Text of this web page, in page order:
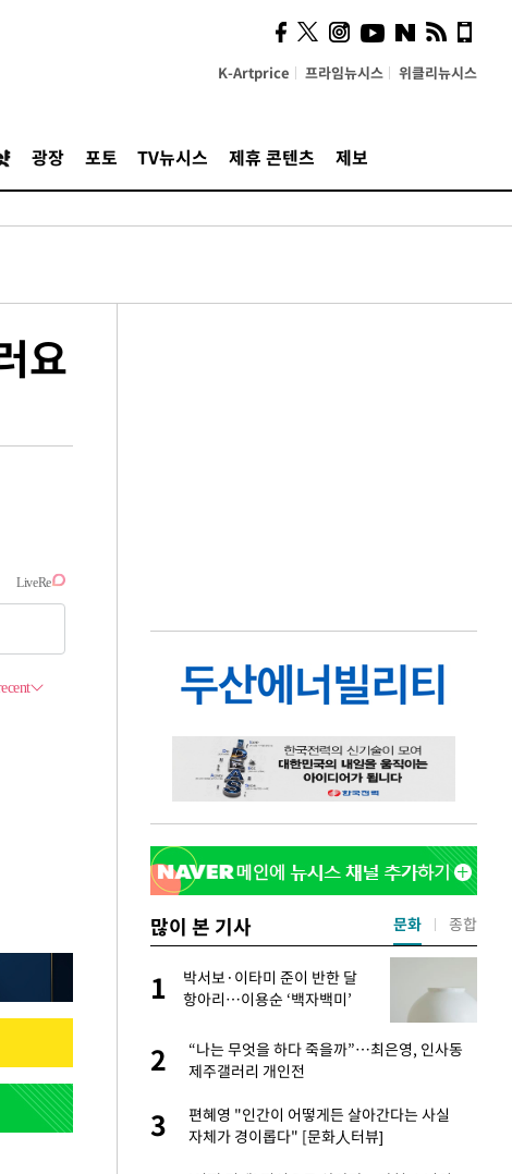
K-Artprice 프라임뉴시스 위클리뉴시스
광장 포토 TV뉴시스 제휴 콘텐츠 제보
요
많이 본 기사
구
'완벽 소화'
건물 450억에 매물
1
박서보·이타미 준이 반한 달
항아리…이용순 ‘백자백미’
2
“나는 무엇을 하다 죽을까”…최은영, 인사동
제주갤러리 개인전
3
편혜영 "인간이 어떻게든 살아간다는 사실
자체가 경이롭다" [문화人터뷰]
문화 종합